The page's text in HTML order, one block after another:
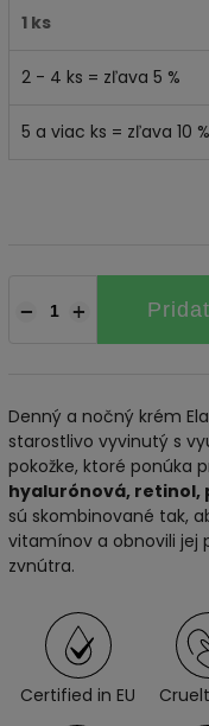
1 ks
2 - 4 ks = zľava 5 %
5 a viac ks = zľava 10 %
+
−
Denný a nočný krém
starostlivo vyvinutý s
pokožke, ktoré ponúka
hyalurónová, retinol,
sú skombinované tak,
vitamínov a obnovili jej
zvnútra.
Certified in EU